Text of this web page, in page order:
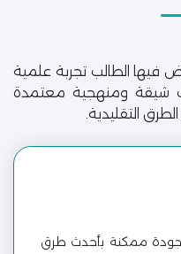
فيها الطالب تجربة علمية
شيقة ومنهجية معتمدة
التقليدية.
جودة ممكنة بأحدث طرق